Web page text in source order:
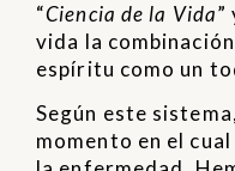
“Ciencia de la Vida”
vida la
espíritu como un
Según este
momento en el